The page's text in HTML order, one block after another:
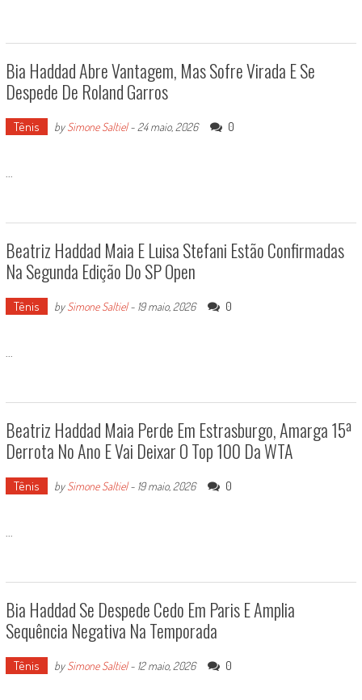
Bia Haddad Abre Vantagem, Mas Sofre Virada E Se
Despede De Roland Garros
Tênis bySimone Saltiel- 24 maio, 2026 0
...
Beatriz Haddad Maia E Luisa Stefani Estão Confirmadas
Na Segunda Edição Do SP Open
Tênis bySimone Saltiel- 19 maio, 2026 0
...
Beatriz Haddad Maia Perde Em Estrasburgo, Amarga 15ª
Derrota No Ano E Vai Deixar O Top 100 Da WTA
Tênis bySimone Saltiel- 19 maio, 2026 0
...
Bia Haddad Se Despede Cedo Em Paris E Amplia
Sequência Negativa Na Temporada
Tênis bySimone Saltiel- 12 maio, 2026 0